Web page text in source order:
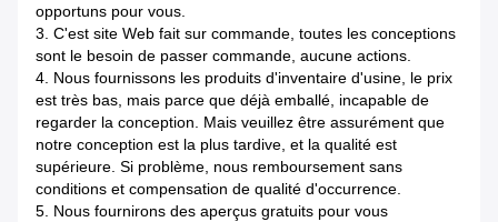
opportuns pour vous.
3. C'est site Web fait sur commande, toutes les conceptions
sont le besoin de passer commande, aucune actions.
4. Nous fournissons les produits d'inventaire d'usine, le prix
est très bas, mais parce que déjà emballé, incapable de
regarder la conception. Mais veuillez être assurément que
notre conception est la plus tardive, et la qualité est
supérieure. Si problème, nous remboursement sans
conditions et compensation de qualité d'occurrence.
5. Nous fournirons des aperçus gratuits pour vous